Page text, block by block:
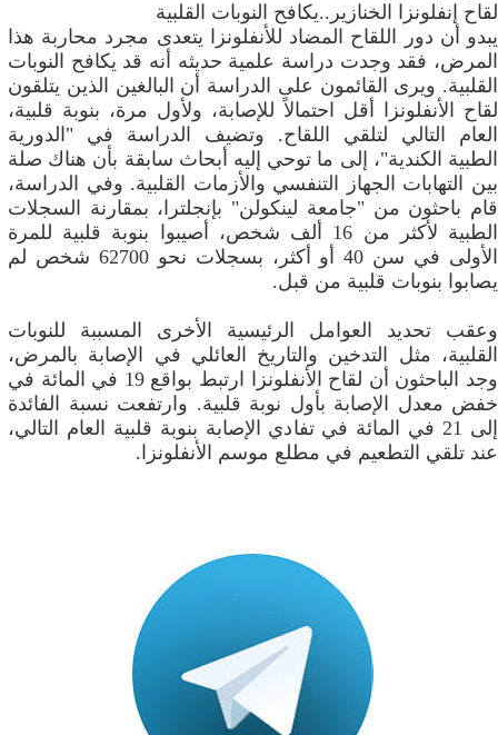
لقاح إنفلونزا الخنازير..يكافح النوبات القلبية
يبدو أن دور اللقاح المضاد للأنفلونزا يتعدى مجرد محاربة هذا
المرض، فقد وجدت دراسة علمية حديثه أنه قد يكافح النوبات
القلبية. ويرى القائمون على الدراسة أن البالغين الذين يتلقون
لقاح الأنفلونزا أقل احتمالاً للإصابة، ولأول مرة، بنوبة قلبية،
العام التالي لتلقي اللقاح. وتضيف الدراسة في "الدورية
الطبية الكندية"، إلى ما توحي إليه أبحاث سابقة بأن هناك صلة
بين التهابات الجهاز التنفسي والأزمات القلبية. وفي الدراسة،
قام باحثون من "جامعة لينكولن" بإنجلترا، بمقارنة السجلات
الطبية لأكثر من 16 ألف شخص، أصيبوا بنوبة قلبية للمرة
الأولى في سن 40 أو أكثر، بسجلات نحو 62700 شخص لم
يصابوا بنوبات قلبية من قبل.
وعقب تحديد العوامل الرئيسية الأخرى المسببة للنوبات
القلبية، مثل التدخين والتاريخ العائلي في الإصابة بالمرض،
وجد الباحثون أن لقاح الأنفلونزا ارتبط بواقع 19 في المائة في
خفض معدل الإصابة بأول نوبة قلبية. وارتفعت نسبة الفائدة
إلى 21 في المائة في تفادي الإصابة بنوبة قلبية العام التالي،
عند تلقي التطعيم في مطلع موسم الأنفلونزا.